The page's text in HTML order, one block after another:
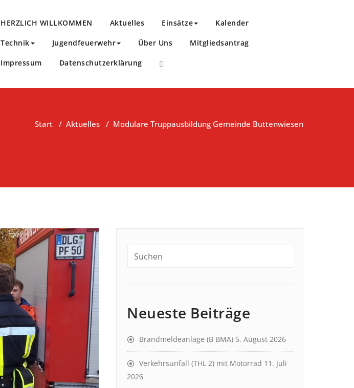
HERZLICH WILLKOMMEN Aktuelles Einsätze Kalender
Technik Jugendfeuerwehr Über Uns Mitgliedsantrag
Impressum Datenschutzerklärung
Start / Aktuelles / Modulare Truppausbildung Gemeinde Buttenwiesen
Neueste Beiträge
Brandmeldeanlage (B BMA) 5. August 2026
Verkehrsunfall (THL 2) mit Motorrad 11. Juli
2026